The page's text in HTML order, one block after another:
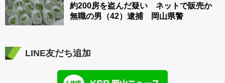
約200房を盗んだ疑い ネットで販売か
無職の男（42）逮捕 岡山県警
LINE友だち追加